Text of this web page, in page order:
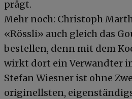
prägt.
Mehr noch: Christoph
«Rössli» auch gleich das
bestellen, denn mit dem
wirkt dort ein Verwandter
Stefan Wiesner ist ohne
originellsten,